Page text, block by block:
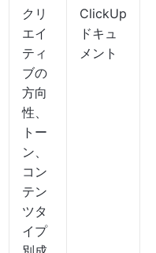
クリ
エイ
ティ
ブの
方向
性、
トー
ン、
コン
テン
ツタ
イプ
ClickUp
ドキュ
メント